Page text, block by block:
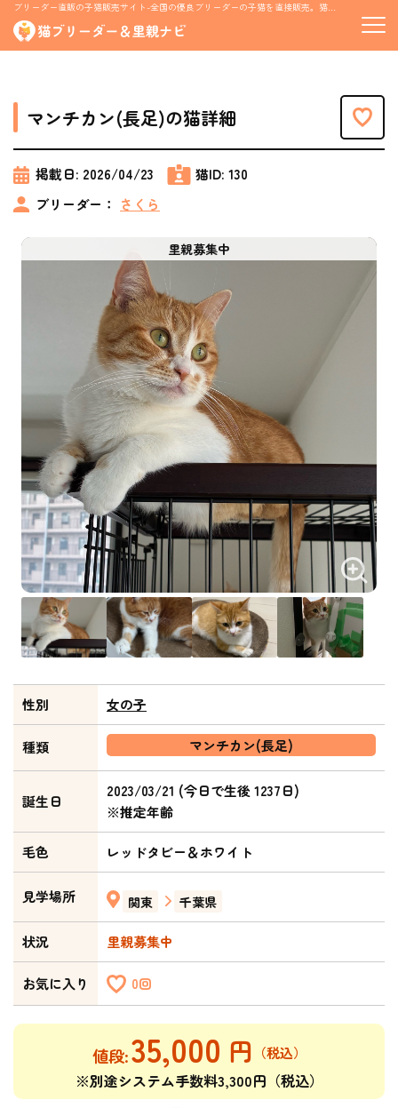
ブリーダー直販の子猫販売サイト-全国の優良ブリーダーの子猫を直接販売。猫の里親募集情報も掲載
マンチカン(長足)の猫詳細
掲載日: 2026/04/23 猫ID: 130
ブリーダー：
さくら
性別 女の子
種類 マンチカン(長足)
誕生日
2023/03/21 (今日で生後 1237日)
※推定年齢
毛色 レッドタビー＆ホワイト
見学場所 関東 千葉県
状況 里親募集中
お気に入り 0回
35,000
※別途システム手数料3,300円（税込）